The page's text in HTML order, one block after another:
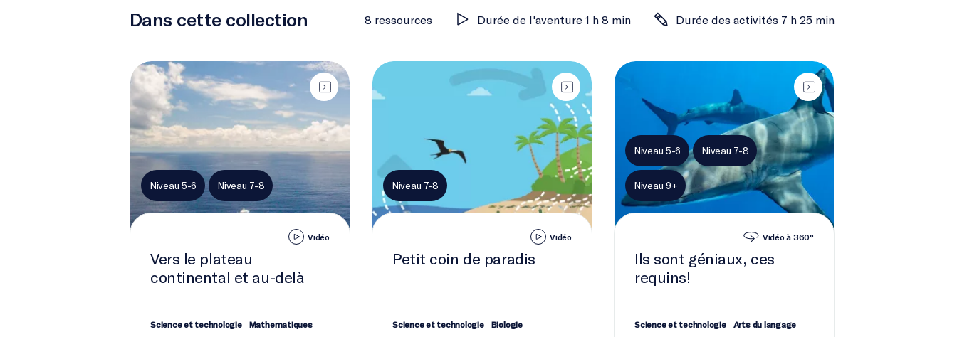
Dans cette collection 8 ressources Durée de l'aventure 1 h 8 min Durée des activités 7 h 25 min
Vers le plateau continental et au-delà
Niveau 5-6 Niveau 7-8
Vidéo
Vers le plateau
continental et au-delà
Science et technologie Mathematiques
Petit coin de paradis
Niveau 7-8
Vidéo
Petit coin de paradis
Science et technologie Biologie
Ils sont géniaux, ces requins!
Niveau 5-6 Niveau 7-8
Niveau 9+
Vidéo à 360°
Ils sont géniaux, ces
requins!
Science et technologie Arts du langage